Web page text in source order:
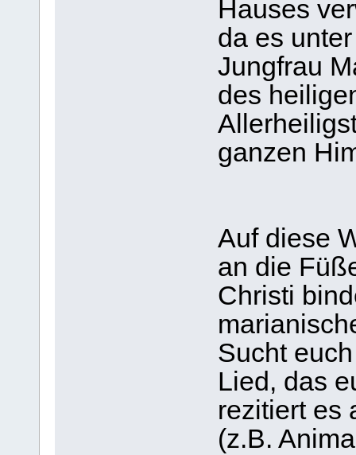
Hauses
da es
Jungfrau
des
ganzen
Auf diese
an die
Christi
Sucht
Lied, das
rezitiert es
(z.B.